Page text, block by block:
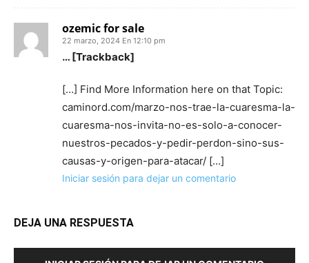
ozemic for sale
22 marzo, 2024 En 12:10 pm
… [Trackback]
[…] Find More Information here on that Topic:
caminord.com/marzo-nos-trae-la-cuaresma-la-
cuaresma-nos-invita-no-es-solo-a-conocer-
nuestros-pecados-y-pedir-perdon-sino-sus-
causas-y-origen-para-atacar/ […]
Iniciar sesión para dejar un comentario
DEJA UNA RESPUESTA